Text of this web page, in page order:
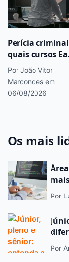
Perícia
quais cursos
ajudam quem
quer trabalhar
com
forense?
Por João Vitor
Marcondes em
06/08/2026
Os mais
Por
Por